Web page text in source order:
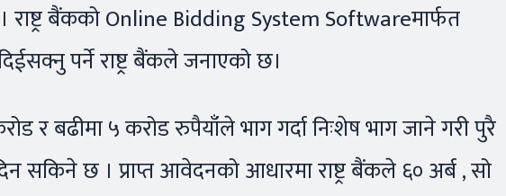
बैंकको Online Bidding System Softwareमार्फत
पर्ने राष्ट्र बैंकले जनाएको छ।
र बढीमा ५ करोड रुपैयाँले भाग गर्दा निःशेष भाग जाने गरी पुरै
छ । प्राप्त आवेदनको आधारमा राष्ट्र बैंकले ६० अर्ब , सो